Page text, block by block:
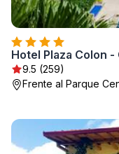
Hotel Plaza Colon
9.5 (259)
Frente al Parque